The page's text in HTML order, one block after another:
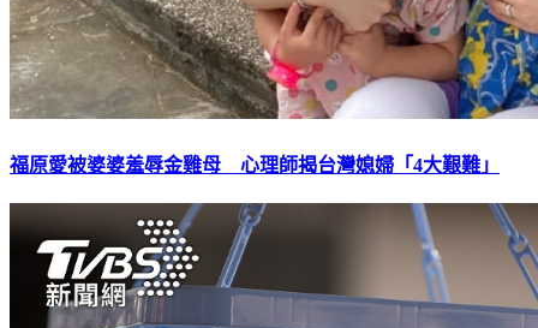
福原愛被婆婆羞辱金雞母 心理師揭台灣媳婦「4大艱難」